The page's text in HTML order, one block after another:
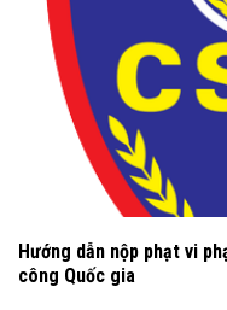
Hướng dẫn nộp phạt vi
công Quốc gia